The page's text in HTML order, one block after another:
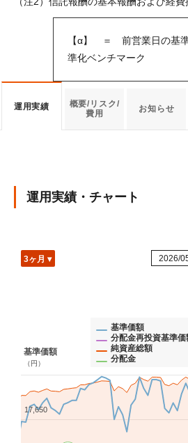
【α】 ＝ 前営業日の基
準化ベンチマーク
運用実績
概要/リスク/
費用
お知らせ
運用実績・チャート
17,650
3ヶ月 ▾ 2026/
基準価額
（円）
基準価額
分配金再投資基準価
純資産総額
分配金